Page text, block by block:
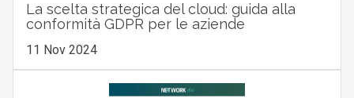
La scelta strategica del cloud: guida alla
conformità GDPR per le aziende
11 Nov 2024